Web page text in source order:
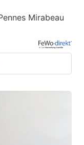
Mirabeau